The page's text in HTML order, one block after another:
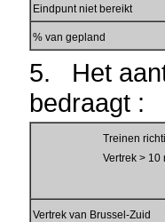
Eindpunt niet bereikt
% van gepland
5. Het
bedraagt :
Treinen
Vertrek > 10
Vertrek van Brussel-Zuid